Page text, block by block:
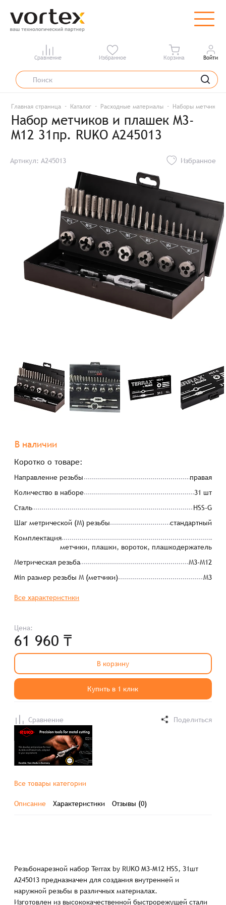
Сравнение Избранное Корзина Войти
Главная страница Каталог Расходные материалы Наборы метчиков
Набор метчиков и плашек M3-
M12 31пр. RUKO A245013
Артикул: A245013 Избранное
В наличии
Коротко о товаре:
Направление резьбы
правая
Количество в наборе
31 шт
Сталь
HSS-G
Шаг метрической (М) резьбы
стандартный
Комплектация
метчики, плашки, вороток, плашкодержатель
Метрическая резьба
М3-М12
Min размер резьбы М (метчики)
М3
Все характеристики
Цена:
61 960 ₸
В корзину
Купить в 1 клик
Сравнение Поделиться
Все товары категории
Описание Характеристики Отзывы (0)
Резьбонарезной набор Terrax by RUKO M3-M12 HSS, 31шт
A245013 предназначен для создания внутренней и
наружной резьбы в различных материалах.
Изготовлен из высококачественной быстрорежущей стали